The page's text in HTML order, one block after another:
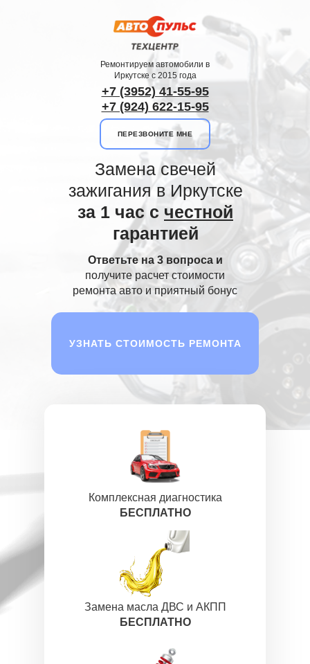
Ремонтируем автомобили в
Иркутске с 2015 года
Замена свечей
зажигания в Иркутске
за 1 час с честной
гарантией
Ответьте на 3 вопроса и
получите расчет стоимости
ремонта авто и приятный бонус
УЗНАТЬ СТОИМОСТЬ РЕМОНТА
Комплексная диагностика
БЕСПЛАТНО
Замена масла ДВС и АКПП
БЕСПЛАТНО
+7 (924) 622-15-95
ПЕРЕЗВОНИТЕ МНЕ
+7 (3952) 41-55-95